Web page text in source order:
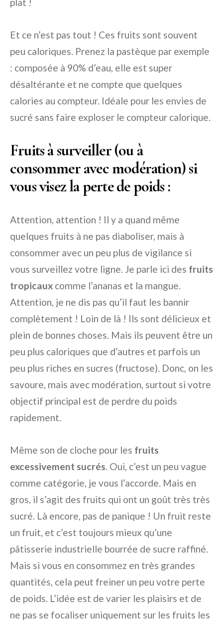
Et ce n’est pas tout ! Ces fruits sont souvent
peu caloriques. Prenez la pastèque par exemple
: composée à 90% d’eau, elle est super
désaltérante et ne compte que quelques
calories au compteur. Idéale pour les envies de
sucré sans faire exploser le compteur calorique.
Fruits à surveiller (ou à
consommer avec modération) si
vous visez la perte de poids :
Attention, attention ! Il y a quand même
quelques fruits à ne pas diaboliser, mais à
consommer avec un peu plus de vigilance si
vous surveillez votre ligne. Je parle ici des fruits
tropicaux comme l’ananas et la mangue.
Attention, je ne dis pas qu’il faut les bannir
complètement ! Loin de là ! Ils sont délicieux et
plein de bonnes choses. Mais ils peuvent être un
peu plus caloriques que d’autres et parfois un
peu plus riches en sucres (fructose). Donc, on les
savoure, mais avec modération, surtout si votre
objectif principal est de perdre du poids
rapidement.
Même son de cloche pour les fruits
excessivement sucrés. Oui, c’est un peu vague
comme catégorie, je vous l’accorde. Mais en
gros, il s’agit des fruits qui ont un goût très très
sucré. Là encore, pas de panique ! Un fruit reste
un fruit, et c’est toujours mieux qu’une
pâtisserie industrielle bourrée de sucre raffiné.
Mais si vous en consommez en très grandes
quantités, cela peut freiner un peu votre perte
de poids. L’idée est de varier les plaisirs et de
ne pas se focaliser uniquement sur les fruits les